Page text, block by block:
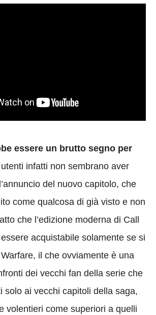
essere un brutto segno per
infatti non sembrano aver
del nuovo capitolo, che
come qualcosa di già visto e non
che l’edizione moderna di Call
acquistabile solamente se si
il che ovviamente è una
dei vecchi fan della serie che
solo ai vecchi capitoli della saga,
volentieri come superiori a quelli